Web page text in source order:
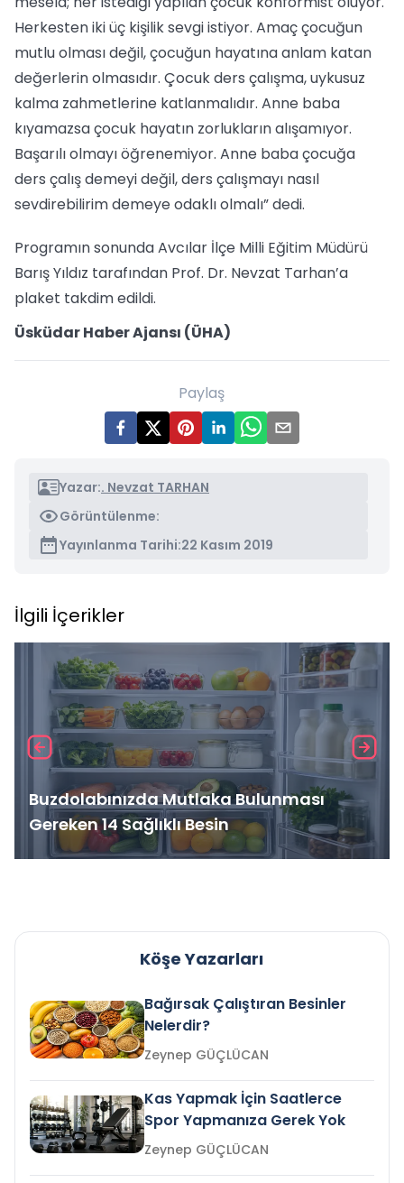
Herkesten iki üç kişilik sevgi istiyor. Amaç çocuğun
mutlu olması değil, çocuğun hayatına anlam katan
değerlerin olmasıdır. Çocuk ders çalışma, uykusuz
kalma zahmetlerine katlanmalıdır. Anne baba
kıyamazsa çocuk hayatın zorlukların alışamıyor.
Başarılı olmayı öğrenemiyor. Anne baba çocuğa
ders çalış demeyi değil, ders çalışmayı nasıl
sevdirebilirim demeye odaklı olmalı” dedi.
Programın sonunda Avcılar İlçe Milli Eğitim Müdürü
Barış Yıldız tarafından Prof. Dr. Nevzat Tarhan’a
plaket takdim edildi.
Üsküdar Haber Ajansı (ÜHA)
Paylaş
Yazar:. Nevzat TARHAN
Görüntülenme:
Yayınlanma Tarihi:22 Kasım 2019
İlgili İçerikler
Buzdolabınızda Mutlaka Bulunması
Gereken 14 Sağlıklı Besin
Köşe Yazarları
Bağırsak Çalıştıran Besinler
Nelerdir?
Zeynep GÜÇLÜCAN
Kas Yapmak İçin Saatlerce
Spor Yapmanıza Gerek Yok
Zeynep GÜÇLÜCAN